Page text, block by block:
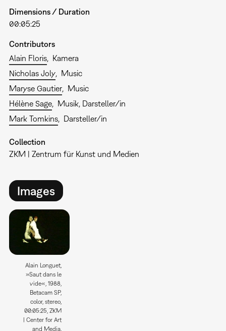
Dimensions / Duration
00:05:25
Contributors
Alain Floris
Kamera
Nicholas Joly
Music
Maryse Gautier
Music
Hélène Sage
Musik, Darsteller/in
Mark Tomkins
Darsteller/in
Collection
ZKM | Zentrum für Kunst und Medien
Images
Alain Longuet,
»Saut dans le
vide«, 1988,
Betacam SP,
color, stereo,
00:05:25, ZKM
| Center for Art
and Media.